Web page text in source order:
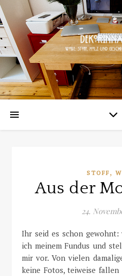
STOFF ,
Aus der
24.
Ihr seid es schon gewohnt: von Zeit zu Zeit krame
ich meinem Fundus und
mir vor. Von vielen
keine Fotos, teiweise